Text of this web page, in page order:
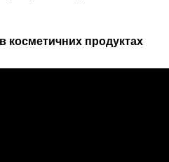
косметичних продуктах